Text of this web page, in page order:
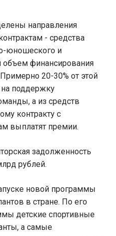
направления
- средства
юношеского и
финансирования
20-30% от этой
поддержку
а из средств
контракту с
выплатят премии.
задолженность
рублей.
новой программы
в стране. По его
детские спортивные
а самые